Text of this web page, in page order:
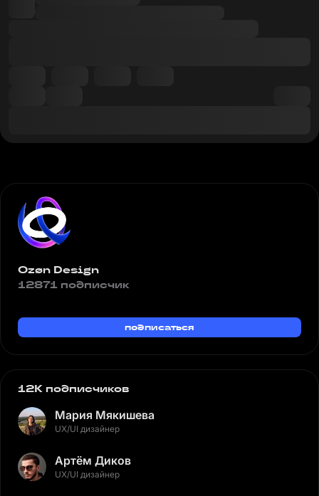
Ozøn Design
12871 подписчик
подписаться
12K подписчиков
Мария Мякишева
UX/UI дизайнер
Артём Диков
UX/UI дизайнер